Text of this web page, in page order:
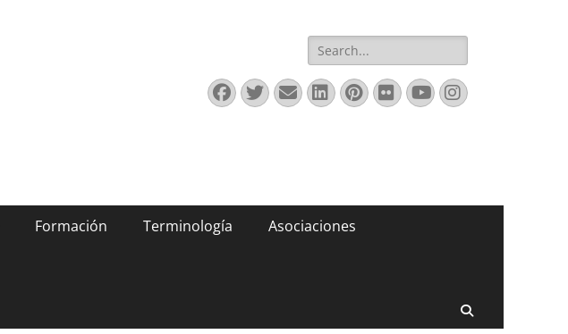
Buscar:
Facebook
Twitter
Correo
electrónico
LinkedIn
Pinterest
FlickrYouTube
Instagram
Formación Terminología Asociaciones